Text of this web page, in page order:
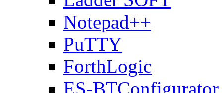
Notepad++
PuTTY
ForthLogic
ES-BTConfigurator